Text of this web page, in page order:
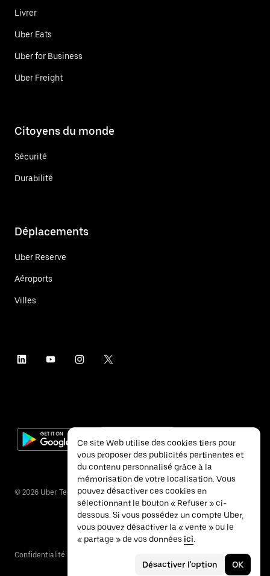
Livrer
Uber Eats
Uber for Business
Uber Freight
Citoyens du monde
Sécurité
Durabilité
Déplacements
Uber Reserve
Aéroports
Villes
© 2026 Uber Technologies Inc.
Confidentialité
Ce site Web utilise des cookies tiers pour
vous proposer des publicités pertinentes et
du contenu personnalisé grâce à la
mémorisation de votre localisation. Vous
pouvez désactiver ces cookies en
sélectionnant le bouton « Refuser » ci-
dessous. Si vous possédez un compte Uber,
vous pouvez désactiver la « vente » ou le
« partage » de vos données ici.
Désactiver l'option OK